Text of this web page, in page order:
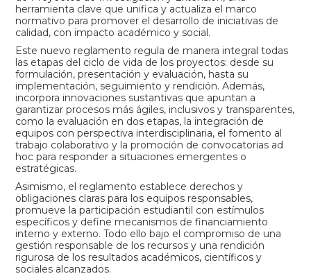
herramienta clave que unifica y actualiza el marco
normativo para promover el desarrollo de iniciativas de
calidad, con impacto académico y social.
Este nuevo reglamento regula de manera integral todas
las etapas del ciclo de vida de los proyectos: desde su
formulación, presentación y evaluación, hasta su
implementación, seguimiento y rendición. Además,
incorpora innovaciones sustantivas que apuntan a
garantizar procesos más ágiles, inclusivos y transparentes,
como la evaluación en dos etapas, la integración de
equipos con perspectiva interdisciplinaria, el fomento al
trabajo colaborativo y la promoción de convocatorias ad
hoc para responder a situaciones emergentes o
estratégicas.
Asimismo, el reglamento establece derechos y
obligaciones claras para los equipos responsables,
promueve la participación estudiantil con estímulos
específicos y define mecanismos de financiamiento
interno y externo. Todo ello bajo el compromiso de una
gestión responsable de los recursos y una rendición
rigurosa de los resultados académicos, científicos y
sociales alcanzados.